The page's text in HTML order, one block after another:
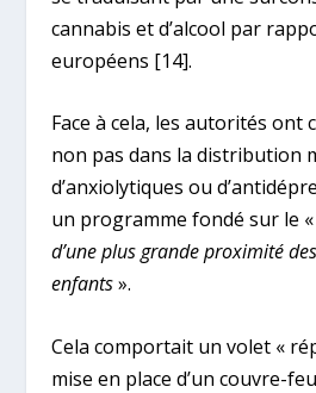
cannabis et d’alcool par
européens [14].
Face à cela, les autorités ont
non pas dans la distribution
d’anxiolytiques ou
un programme fondé sur le «
d’une plus grande proximité
enfants».
Cela comportait un volet «
mise en place d’un couvre-